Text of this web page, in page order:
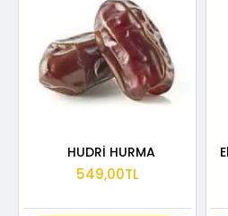
HUDRİ HURMA
549,00TL